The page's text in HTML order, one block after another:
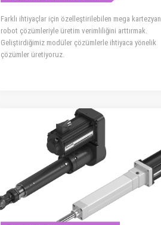
Farklı ihtiyaçlar için özelleştirilebilen mega kartezyan
robot çözümleriyle üretim verimliliğini arttırmak.
Geliştirdiğimiz modüler çözümlerle ihtiyaca yönelik
çözümler üretiyoruz.